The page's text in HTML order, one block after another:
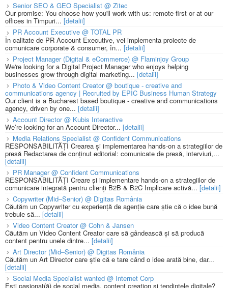
Senior SEO & GEO Specialist @ Zitec
Our promise: You choose how you'll work with us: remote-first or at our
offices in Timpuri... [detalii]
PR Account Executive @ TOTAL PR
În calitate de PR Account Executive, vei implementa proiecte de
comunicare corporate & consumer, în... [detalii]
Project Manager (Digital & eCommerce) @ Flaminjoy Group
We're looking for a Digital Project Manager who enjoys helping
businesses grow through digital marketing... [detalii]
Photo & Video Content Creator @ boutique - creative and
communications agency | Recruited by EPIC Business Human Strategy
Our client is a Bucharest based boutique - creative and communications
agency, driven by one... [detalii]
Account Director @ Kubis Interactive
We’re looking for an Account Director... [detalii]
Media Relations Specialist @ Confident Communications
RESPONSABILITĂȚI Crearea și implementarea hands-on a strategiilor de
presă Redactarea de conținut editorial: comunicate de presă, interviuri,...
[detalii]
PR Manager @ Confident Communications
RESPONSABILITĂȚI Creare și implementare hands-on a strategiilor de
comunicare integrată pentru clienți B2B & B2C Implicare activă... [detalii]
Copywriter (Mid–Senior) @ Digitas România
Căutăm un Copywriter cu experiență de agenție care știe că o idee bună
trebuie să... [detalii]
Video Content Creator @ Cohn & Jansen
Căutăm un Video Content Creator care să gândească și să producă
content pentru unele dintre... [detalii]
Art Director (Mid–Senior) @ Digitas România
Căutăm un Art Director care știe că e tare când o idee arată bine, dar...
[detalii]
Social Media Specialist wanted @ Internet Corp
Ești pasionat(ă) de social media, content creation și tendințele digitale?